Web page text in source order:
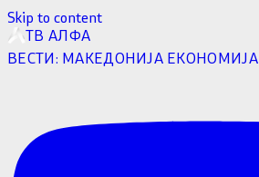
Skip to content
ТВ АЛФА
ВЕСТИ: МАКЕДОНИЈА ЕКОНОМИЈА